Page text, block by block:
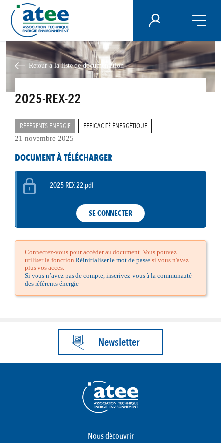
au
contenu
principal
ÉNERGIE PLUS
Retour à la liste de documentation
2025-REX-22
RÉFÉRENTS ENERGIE EFFICACITÉ ÉNERGÉTIQUE
21 novembre 2025
DOCUMENT À TÉLÉCHARGER
2025-REX-22.pdf
SE CONNECTER
Connectez-vous pour accéder au document. Vous pouvez
utiliser la fonction Réinitialiser le mot de passesi vous n'avez
plus vos accès.
Si vous n’avez pas de compte, inscrivez-vous à la communauté
des référents énergie
Newsletter
Nous découvrir
Panneau de gestion des cookies